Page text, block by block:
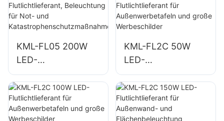
und
Baustellenbeleucht
von Parkplätzen
und Lagerflächen
KML-FL05 200W
LED-
Flutlichtlieferant,
Beleuchtung für
Not- und
Katastrophenschut
KML-FL2C 50W
LED-
Flutlichtlieferant für
Außenwerbetafeln
und große
Werbeschilder